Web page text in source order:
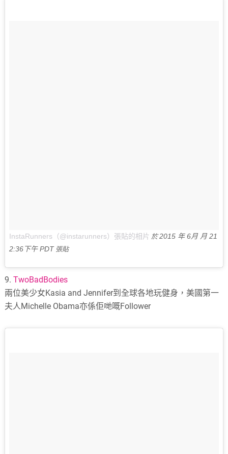
InstaRunners（@instarunners）張貼的相片 於2015 年 6月 月 21
2:36下午 PDT張貼
9.TwoBadBodies
兩位美少女Kasia and Jennifer到全球各地玩健身，美國第一
夫人Michelle Obama亦係佢哋嘅Follower